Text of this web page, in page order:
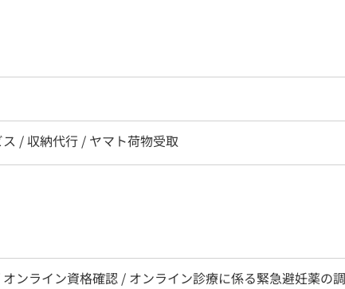
/ 収納代行 / ヤマト荷物受取
ンライン資格確認 / オンライン診療に係る緊急避妊薬の